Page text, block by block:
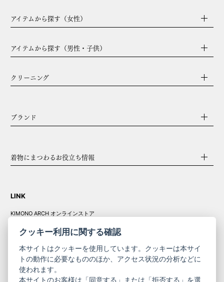
アイテムから探す（女性）
アイテムから探す（男性・子供）
クリーニング
ブランド
着物にまつわるお役立ち情報
LINK
KIMONO ARCH オンラインストア
きものやまと振
クッキー利用に関する確認
本サイトはクッキーを使用しています。クッキーは本サイ
トの動作に必要なもののほか、アクセス状況の分析などに
使われます。
本サイトのお客様は「同意する」または「拒否する」を選